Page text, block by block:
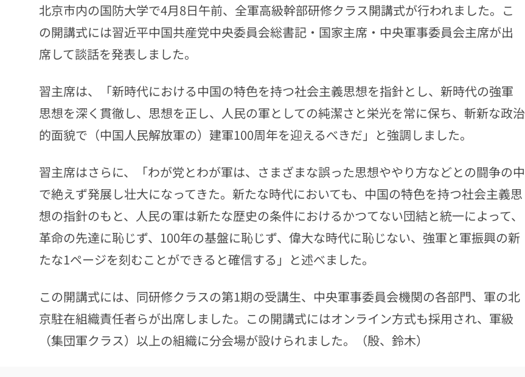
北京市内の国防大学で4月8日午前、全軍高級幹部研修クラス開講式が行われました。こ
の開講式には習近平中国共産党中央委員会総書記・国家主席・中央軍事委員会主席が出
席して談話を発表しました。
習主席は、「新時代における中国の特色を持つ社会主義思想を指針とし、新時代の強軍
思想を深く貫徹し、思想を正し、人民の軍としての純潔さと栄光を常に保ち、斬新な政治
的面貌で（中国人民解放軍の）建軍100周年を迎えるべきだ」と強調しました。
習主席はさらに、「わが党とわが軍は、さまざまな誤った思想ややり方などとの闘争の中
で絶えず発展し壮大になってきた。新たな時代においても、中国の特色を持つ社会主義思
想の指針のもと、人民の軍は新たな歴史の条件におけるかつてない団結と統一によって、
革命の先達に恥じず、100年の基盤に恥じず、偉大な時代に恥じない、強軍と軍振興の新
たな1ページを刻むことができると確信する」と述べました。
この開講式には、同研修クラスの第1期の受講生、中央軍事委員会機関の各部門、軍の北
京駐在組織責任者らが出席しました。この開講式にはオンライン方式も採用され、軍級
（集団軍クラス）以上の組織に分会場が設けられました。（殷、鈴木）